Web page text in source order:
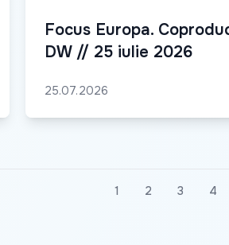
Focus Europa.
DW // 25 iulie 2026
25.07.2026
1 2 3 4